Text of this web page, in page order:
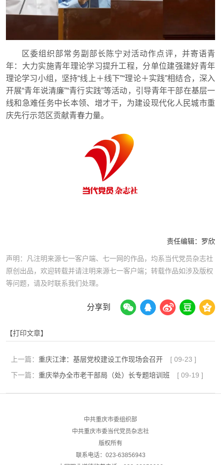
区委组织部常务副部长陈宁对活动作点评，并寄语青
年：大力实施青年理论学习提升工程，分单位建强建好青年
理论学习小组，坚持“线上＋线下”“理论＋实践”相结合，深入
开展“青年说清廉”“青行实践”等活动，引导青年干部在基层一
线和急难任务中长本领、增才干，为建设现代化人民城市重
庆先行示范区贡献青春力量。
责任编辑： 罗欣
声明：凡注明来源七一客户端、七一网的作品，均系当代党员杂志社
原创出品，欢迎转载并请注明来源七一客户端；转载作品如涉及版权
等问题，请及时联系我们处理。
分享到
【打印文章】
上一篇： 重庆江津：基层党校建设工作现场会召开 [ 09-23 ]
下一篇： 重庆举办全市老干部局（处）长专题培训班 [ 09-19 ]
中共重庆市委组织部
中共重庆市委当代党员杂志社
版权所有
联系电话：023-63856943